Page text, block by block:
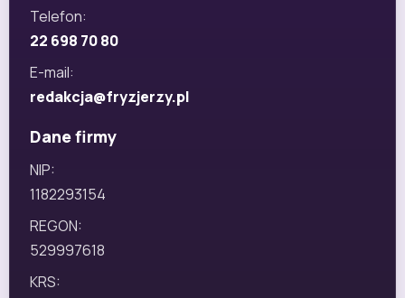
Telefon:
22 698 70 80
E-mail:
redakcja@fryzjerzy.pl
Dane firmy
NIP:
1182293154
REGON:
529997618
KRS: